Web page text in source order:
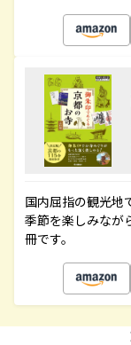
国内屈指の観光地
季節を楽しみなが
冊です。